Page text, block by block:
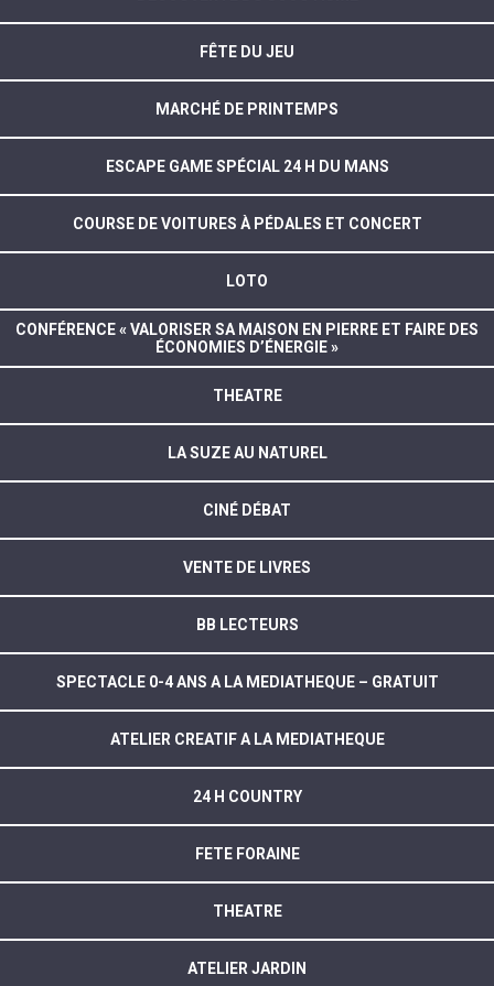
FÊTE DU JEU
MARCHÉ DE PRINTEMPS
ESCAPE GAME SPÉCIAL 24 H DU MANS
COURSE DE VOITURES À PÉDALES ET CONCERT
LOTO
CONFÉRENCE « VALORISER SA MAISON EN PIERRE ET FAIRE DES
ÉCONOMIES D’ÉNERGIE »
THEATRE
LA SUZE AU NATUREL
CINÉ DÉBAT
VENTE DE LIVRES
BB LECTEURS
SPECTACLE 0-4 ANS A LA MEDIATHEQUE – GRATUIT
ATELIER CREATIF A LA MEDIATHEQUE
24 H COUNTRY
FETE FORAINE
THEATRE
ATELIER JARDIN